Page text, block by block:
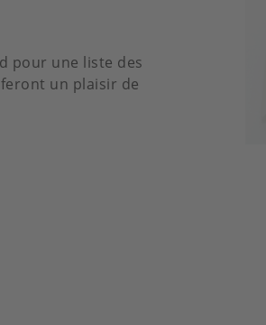
pour une liste des
un plaisir de